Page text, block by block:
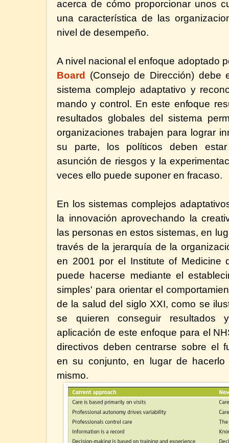
acerca de cómo proporcionar unos
una característica de las
nivel de desempeño.
A nivel nacional el enfoque adoptado
Board
(Consejo de Dirección) debe
sistema complejo adaptativo y
mando y control. En este enfoque
resultados globales del sistema
organizaciones trabajen para lograr
su parte, los políticos deben
asunción de riesgos y la
veces ello puede suponer en fracaso.
En los sistemas complejos
la innovación aprovechando la
las personas en estos sistemas, en
través de la jerarquía de la
en 2001 por el Institute of Medicine
puede hacerse mediante el
simples' para orientar el
de la salud del siglo XXI, como se
se quieren conseguir resultados
aplicación de este enfoque para el
directivos deben centrarse sobre el
en su conjunto, en lugar de
mismo.